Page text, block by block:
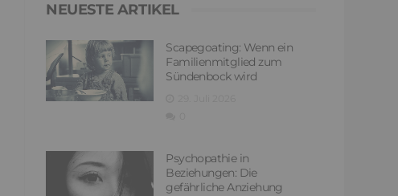
NEUESTE ARTIKEL
Scapegoating: Wenn ein
Familienmitglied zum
Sündenbock wird
Psychopathie in
Beziehungen: Die
gefährliche Anziehung